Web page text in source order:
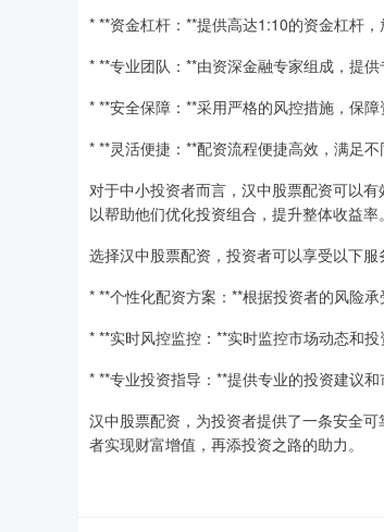
* **资金杠杆：**提供高达1:10的资金杠杆
* **专业团队：**由资深金融专家组成，提供
* **安全保障：**采用严格的风控措施，保障
* **灵活便捷：**配资流程便捷高效，满足不
对于中小投资者而言，汉中股票配资可以
以帮助他们优化投资组合，提升整体收益率。
选择汉中股票配资，投资者可以享受以下服
* **个性化配资方案：**根据投资者的风险
* **实时风控监控：**实时监控市场动态和
* **专业投资指导：**提供专业的投资建议
汉中股票配资，为投资者提供了一条安全
者实现财富增值，再添投资之路的助力。